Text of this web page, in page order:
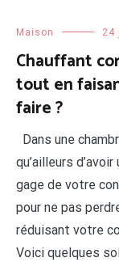
Maison 24
Chauffant
tout en
faire ?
Dans une
qu’ailleurs
gage de votre
pour ne pas
réduisant votre
Voici quelques